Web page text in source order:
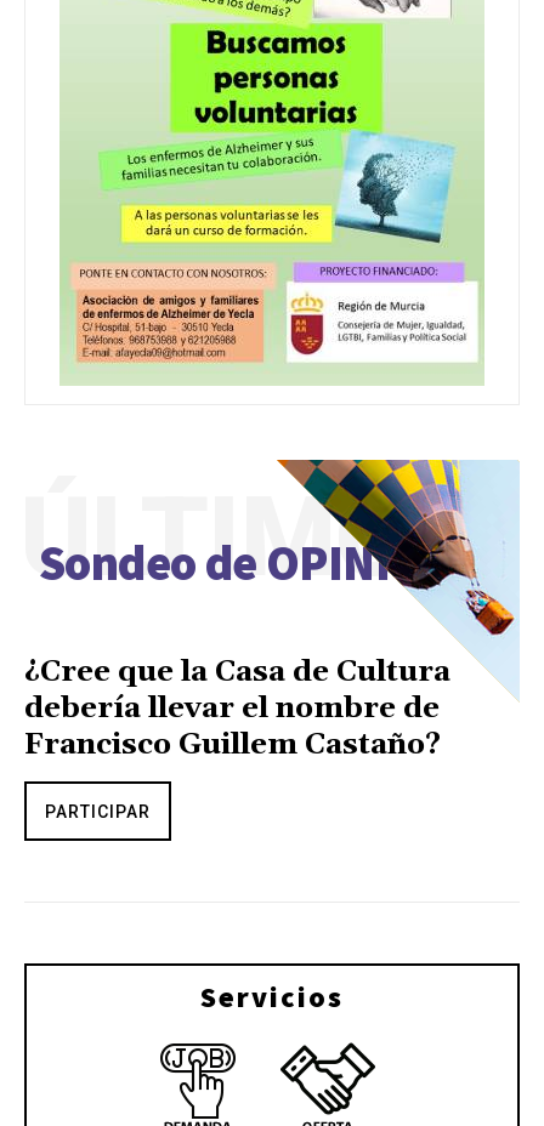
Sondeo de OPINIÓN
ÚLTIMO
¿Cree que la Casa de Cultura
debería llevar el nombre de
Francisco Guillem Castaño?
PARTICIPAR
Servicios